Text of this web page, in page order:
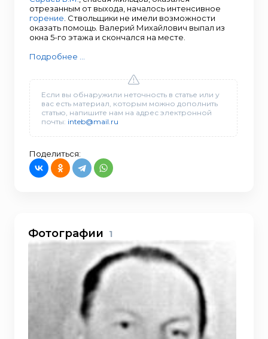
отрезанным от выхода, началось интенсивное
горение . Ствольщики не имели возможности
оказать помощь. Валерий Михайлович выпал из
окна 5-го этажа и скончался на месте.
Подробнее ...
Если вы обнаружили неточность в статье или у
вас есть материал, которым можно дополнить
статью, напишите нам на адрес электронной
почты: inteb@mail.ru
Поделиться:
Фотографии 1